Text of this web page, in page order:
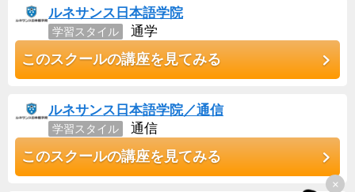
×
ルネサンス日本語学院
学習スタイル 通学
このスクールの講座を見てみる
ルネサンス日本語学院／通信
学習スタイル 通信
このスクールの講座を見てみる